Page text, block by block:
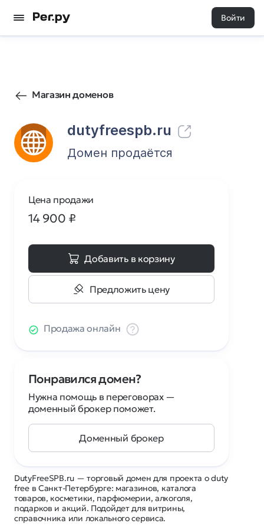
Войти
Магазин доменов
dutyfreespb.ru
0 0
Домен продаётся
DutyFreeSPB.ru — торговый домен для проекта о duty
free в Санкт-Петербурге: магазинов, каталога
товаров, косметики, парфюмерии, алкоголя,
подарков и акций. Подойдет для витрины,
справочника или локального сервиса.
Цена продажи
14 900 ₽
Добавить в корзину
Предложить цену
Продажа онлайн
Понравился домен?
Нужна помощь в переговорах —
доменный брокер поможет.
Доменный брокер